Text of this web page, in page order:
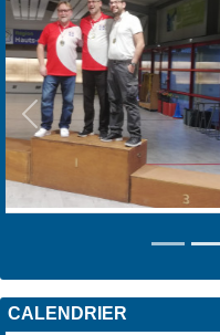
Précedent
CALENDRIER